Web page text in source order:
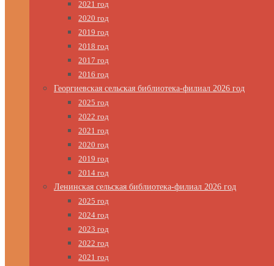
2021 год
2020 год
2019 год
2018 год
2017 год
2016 год
Георгиевская сельская библиотека-филиал 2026 год
2025 год
2022 год
2021 год
2020 год
2019 год
2014 год
Ленинская сельская библиотека-филиал 2026 год
2025 год
2024 год
2023 год
2022 год
2021 год